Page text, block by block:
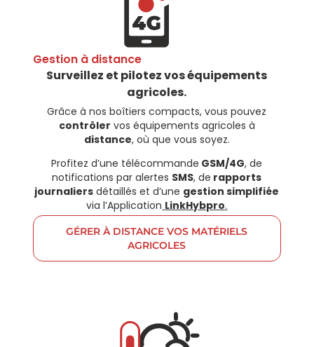
Gestion à distance ​
Surveillez et pilotez vos équipements
agricoles.
Grâce à nos boîtiers compacts, vous pouvez
contrôler vos équipements agricoles à
distance, où que vous soyez.
Profitez d’une télécommande GSM/4G, de
notifications par alertes SMS, de rapports
journaliers détaillés et d’une gestion simplifiée
via l’Application LinkHybpro.
GÉRER À DISTANCE VOS MATÉRIELS
AGRICOLES